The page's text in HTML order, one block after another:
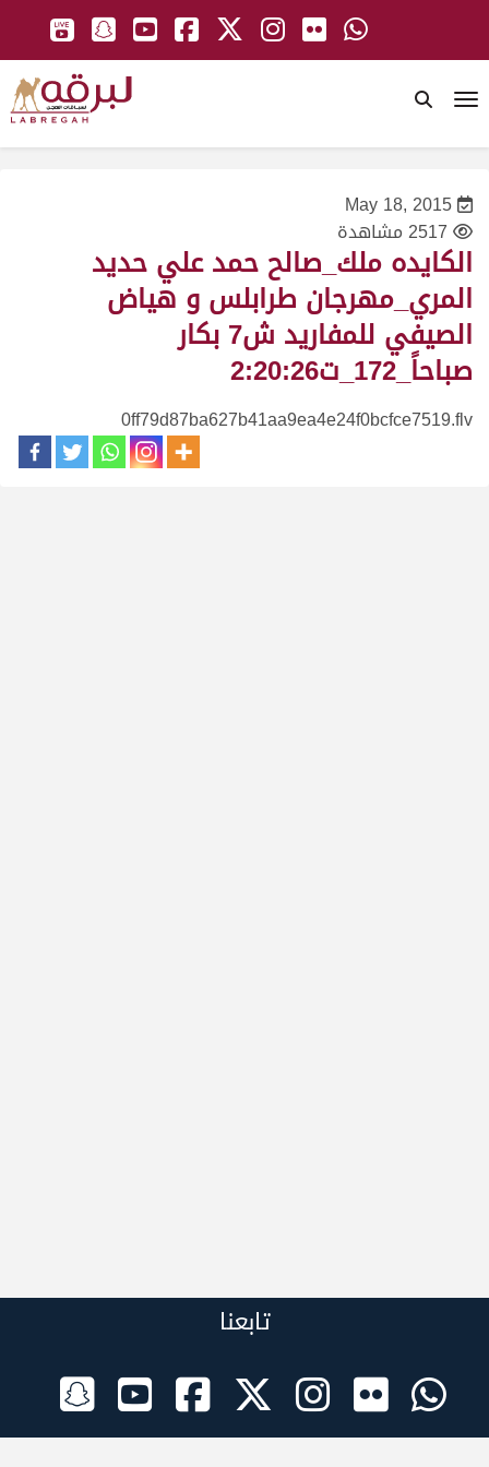
May 18, 2015
2517 مشاهدة
الكايده ملك_صالح حمد علي حديد
المري_مهرجان طرابلس و هياض
الصيفي للمفاريد ش7 بكار
صباحاً_172_ت2:20:26
0ff79d87ba627b41aa9ea4e24f0bcfce7519.flv
تابعنا